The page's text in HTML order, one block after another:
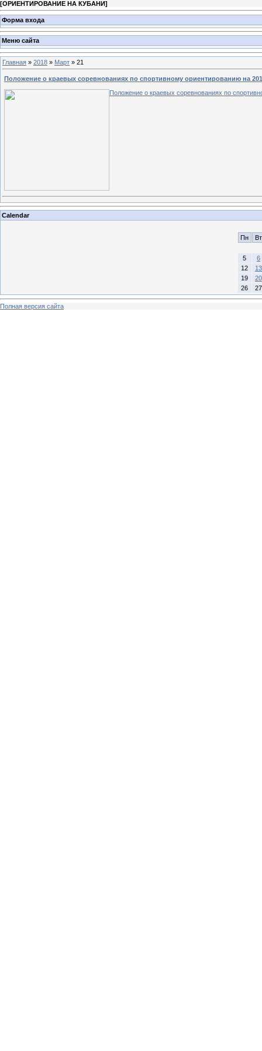
[ОРИЕНТИРОВАНИЕ НА КУБАНИ]
Форма входа
Меню сайта
Главная » 2018 » Март » 21
Положение о краевых соревнованиях по спортивному ориентированию на
Положение о краевых соревнованиях по
Calendar
Пн Вт
5
6
12
13
19
20
26
27
Полная версия сайта